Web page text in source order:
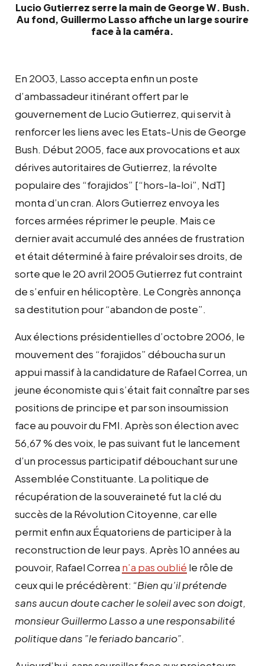
Lucio Gutierrez serre la main de George W. Bush.
Au fond, Guillermo Lasso affiche un large sourire
face à la caméra.
En 2003, Lasso accepta enfin un poste
d’ambassadeur itinérant offert par le
gouvernement de Lucio Gutierrez, qui servit à
renforcer les liens avec les Etats-Unis de George
Bush. Début 2005, face aux provocations et aux
dérives autoritaires de Gutierrez, la révolte
populaire des “forajidos” [“hors-la-loi”, NdT]
monta d’un cran. Alors Gutierrez envoya les
forces armées réprimer le peuple. Mais ce
dernier avait accumulé des années de frustration
et était déterminé à faire prévaloir ses droits, de
sorte que le 20 avril 2005 Gutierrez fut contraint
de s’enfuir en hélicoptère. Le Congrès annonça
sa destitution pour “abandon de poste”.
Aux élections présidentielles d’octobre 2006, le
mouvement des “forajidos” déboucha sur un
appui massif à la candidature de Rafael Correa, un
jeune économiste qui s’était fait connaître par ses
positions de principe et par son insoumission
face au pouvoir du FMI. Après son élection avec
56,67 % des voix, le pas suivant fut le lancement
d’un processus participatif débouchant sur une
Assemblée Constituante. La politique de
récupération de la souveraineté fut la clé du
succès de la Révolution Citoyenne, car elle
permit enfin aux Équatoriens de participer à la
reconstruction de leur pays. Après 10 années au
pouvoir, Rafael Correa n’a pas oublié le rôle de
ceux qui le précédèrent: “Bien qu’il prétende
sans aucun doute cacher le soleil avec son doigt,
monsieur Guillermo Lasso a une responsabilité
politique dans ”le feriado bancario”.